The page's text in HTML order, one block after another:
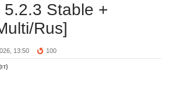
Stable +
Rus]
13:50 100